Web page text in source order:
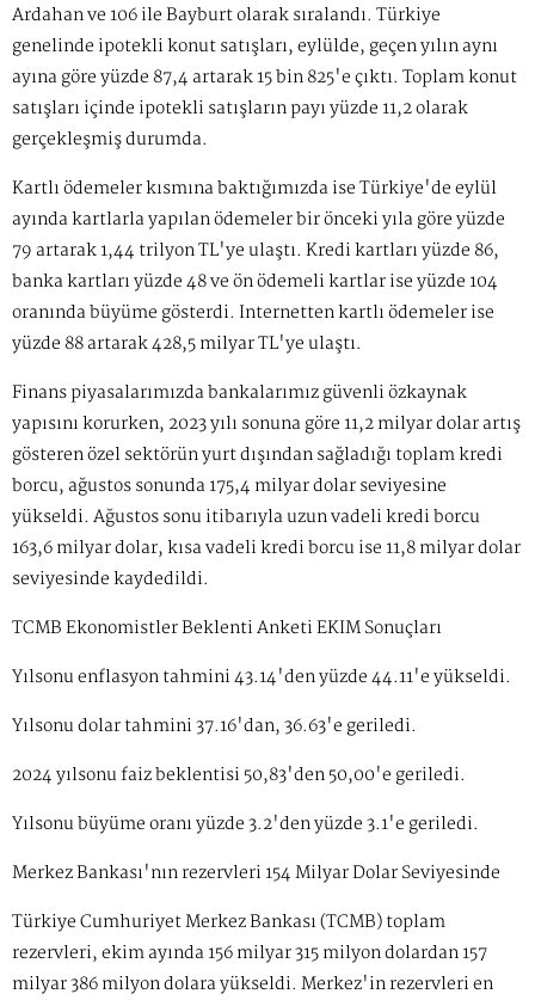
Ardahan ve 106 ile Bayburt olarak sıralandı. Türkiye
genelinde ipotekli konut satışları, eylülde, geçen yılın aynı
ayına göre yüzde 87,4 artarak 15 bin 825'e çıktı. Toplam konut
satışları içinde ipotekli satışların payı yüzde 11,2 olarak
gerçekleşmiş durumda.
Kartlı ödemeler kısmına baktığımızda ise Türkiye'de eylül
ayında kartlarla yapılan ödemeler bir önceki yıla göre yüzde
79 artarak 1,44 trilyon TL'ye ulaştı. Kredi kartları yüzde 86,
banka kartları yüzde 48 ve ön ödemeli kartlar ise yüzde 104
oranında büyüme gösterdi. İnternetten kartlı ödemeler ise
yüzde 88 artarak 428,5 milyar TL'ye ulaştı.
Finans piyasalarımızda bankalarımız güvenli özkaynak
yapısını korurken, 2023 yılı sonuna göre 11,2 milyar dolar artış
gösteren özel sektörün yurt dışından sağladığı toplam kredi
borcu, ağustos sonunda 175,4 milyar dolar seviyesine
yükseldi. Ağustos sonu itibarıyla uzun vadeli kredi borcu
163,6 milyar dolar, kısa vadeli kredi borcu ise 11,8 milyar dolar
seviyesinde kaydedildi.
TCMB Ekonomistler Beklenti Anketi EKİM Sonuçları
Yılsonu enflasyon tahmini 43.14'den yüzde 44.11'e yükseldi.
Yılsonu dolar tahmini 37.16'dan, 36.63'e geriledi.
2024 yılsonu faiz beklentisi 50,83'den 50,00'e geriledi.
Yılsonu büyüme oranı yüzde 3.2'den yüzde 3.1'e geriledi.
Merkez Bankası'nın rezervleri 154 Milyar Dolar Seviyesinde
Türkiye Cumhuriyet Merkez Bankası (TCMB) toplam
rezervleri, ekim ayında 156 milyar 315 milyon dolardan 157
milyar 386 milyon dolara yükseldi. Merkez'in rezervleri en